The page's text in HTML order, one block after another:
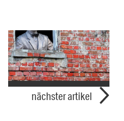
nächster artikel